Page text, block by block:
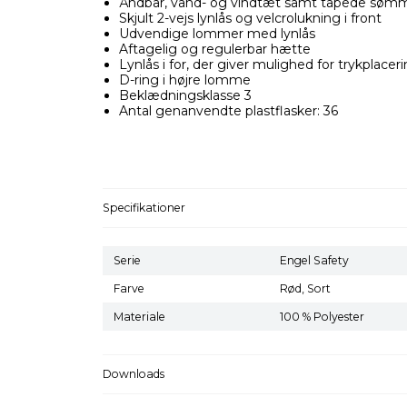
Skjult 2-vejs lynlås og velcrolukning i front
Udvendige lommer med lynlås
Aftagelig og regulerbar hætte
Lynlås i for, der giver mulighed for
D-ring i højre lomme
Beklædningsklasse 3
Antal genanvendte plastflasker: 36
Specifikationer
Serie Engel Safety
Farve Rød, Sort
Materiale 100 % Polyester
Downloads